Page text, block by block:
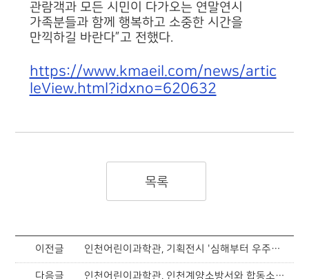
관람객과 모든 시민이 다가오는 연말연시
가족분들과 함께 행복하고 소중한 시간을
만끽하길 바란다”고 전했다.
https://www.kmaeil.com/news/artic
leView.html?idxno=620632
목록
이전글 인천어린이과학관, 기획전시 '심해부터 우주까지' 개최
다음글 인천어린이과학관, 인천계양소방서와 합동소방훈련 실시